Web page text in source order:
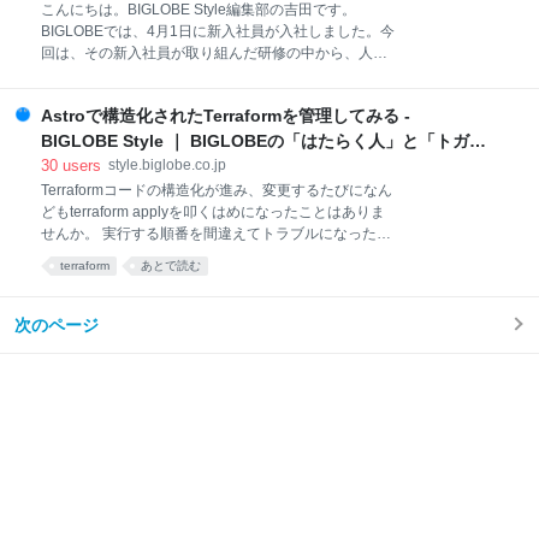
（WG）があります。 このWGで、BIGLOBEが固定回
線で世界で初めて商用化（※）したNAT64/DNS64とい
う技術が話題になりました。そこで新卒2年目のホー
うことになりました。 ※ 2019年10月28日時点、MM総
研調べ この記事では、WGでの発
こんにちは。BIGLOBE Style編集部の吉田です。
BIGLOBEでは、4月1日に新入社員が入社しました。今
回は、その新入社員が取り組んだ研修の中から、人事
自主的に動く」どう違うか体験してみる 自己組織化と
は何か 作業指示は、思考停止を招く 自己組織化された
良いチームをつくる「紙飛行機ワークショップ」 ふり
かえりのテーマは「良いチームになるには」 参加者の
気づき 経験を反復し、沢山ふりかえる 本ワークショッ
プは、「自己組織化の体験」、「紙飛行機ワークショ
た。 「作業指示に従うvs自主的に動く」どう違うか体
なさんわきあいあいとした様子。 講
Astroで構造化されたTerraformを管理してみる -
BIGLOBE Style ｜ BIGLOBEの「はたらく人」と「トガッ
た技術」
30 users style.biglobe.co.jp
Terraformコードの構造化が進み、変更するたびになん
どもterraform applyを叩くはめになったことはありま
せんか。 実行する順番を間違えてトラブルになったこ
とはありませんか。 そんな悩みを抱えているときに見
つけたAstroというツールを紹介します。 自己紹介 対
Astroとは Astroを使ってみる Astroをインストールする
terraform あとで読む
次のページ